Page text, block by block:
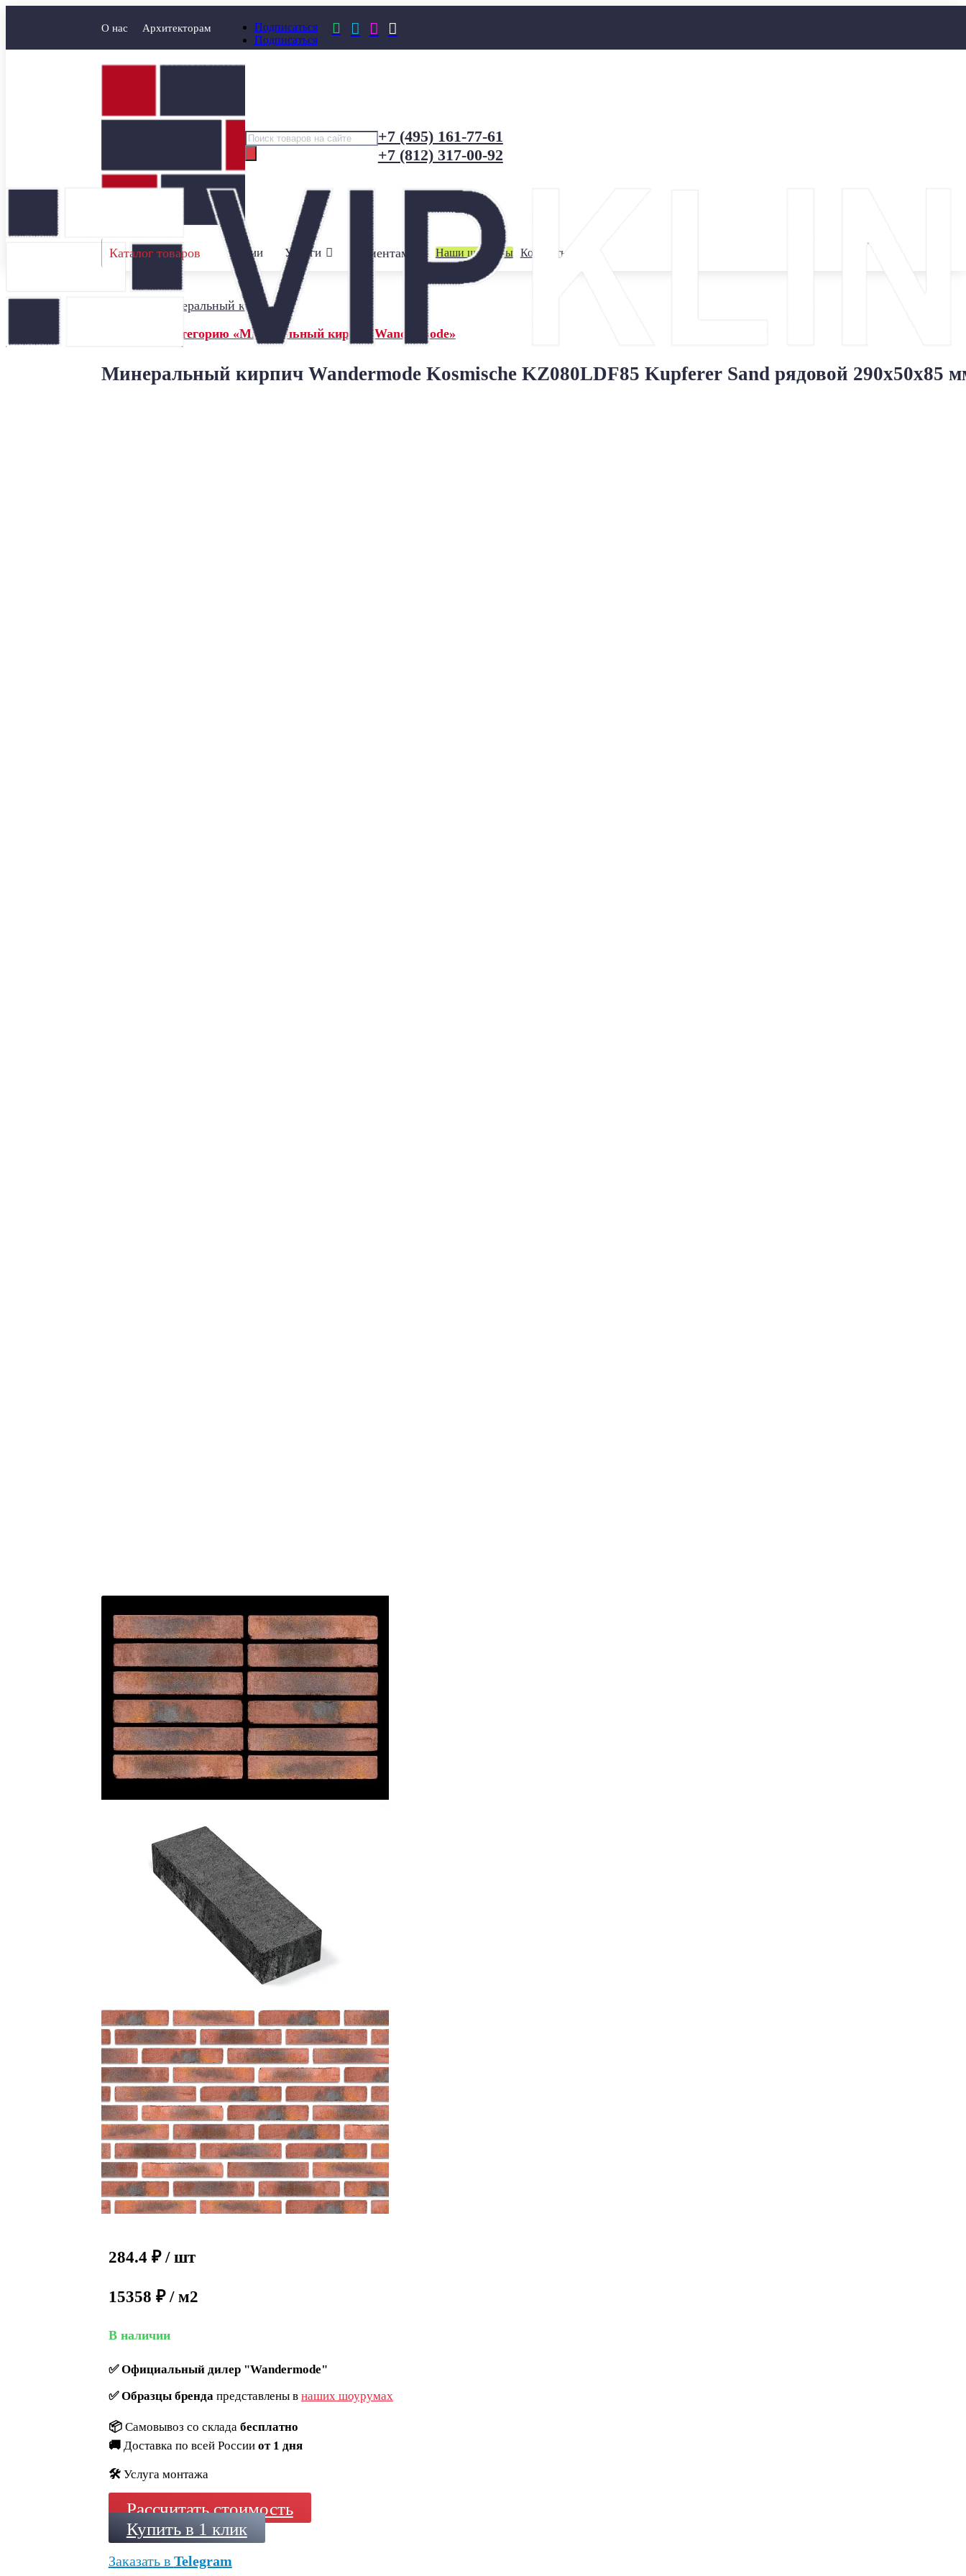
О нас Архитекторам
Подписаться
Подписаться
   
Поиск
товаров
+7 (495) 161-77-61
+7 (812) 317-00-92
Каталог товаров Акции Услуги Клиентам Наши шоурумы Контакты
Минеральный кирпич
← Назад в категорию «Минеральный кирпич Wandermode»
Минеральный кирпич Wandermode Kosmische KZ080LDF85 Kupferer Sand рядовой 290x50x85
284.4 ₽ / шт
15358 ₽ / м2
В наличии
✅Официальный дилер "Wandermode"
✅Образцы брендапредставлены в наших шоурумах
📦 Самовывоз со склада бесплатно
🚚 Доставка по всей России от 1 дня
🛠️ Услуга монтажа
Рассчитать стоимость
Купить в 1 клик
Заказать в Telegram